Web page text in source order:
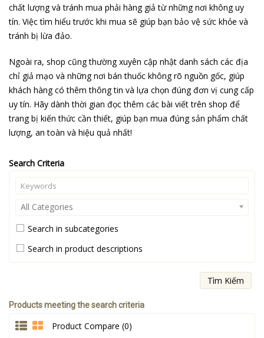
chất lượng và tránh mua phải hàng giả từ những nơi không uy
tín. Việc tìm hiểu trước khi mua sẽ giúp bạn bảo vệ sức khỏe và
tránh bị lừa đảo.
Ngoài ra, shop cũng thường xuyên cập nhật danh sách các địa
chỉ giả mạo và những nơi bán thuốc không rõ nguồn gốc, giúp
khách hàng có thêm thông tin và lựa chọn đúng đơn vị cung cấp
uy tín. Hãy dành thời gian đọc thêm các bài viết trên shop để
trang bị kiến thức cần thiết, giúp bạn mua đúng sản phẩm chất
lượng, an toàn và hiệu quả nhất!
Search Criteria
All Categories
Search in subcategories
Search in product descriptions
Products meeting the search criteria
Product Compare (0)